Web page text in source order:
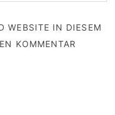
WEBSITE IN DIESEM
KOMMENTAR